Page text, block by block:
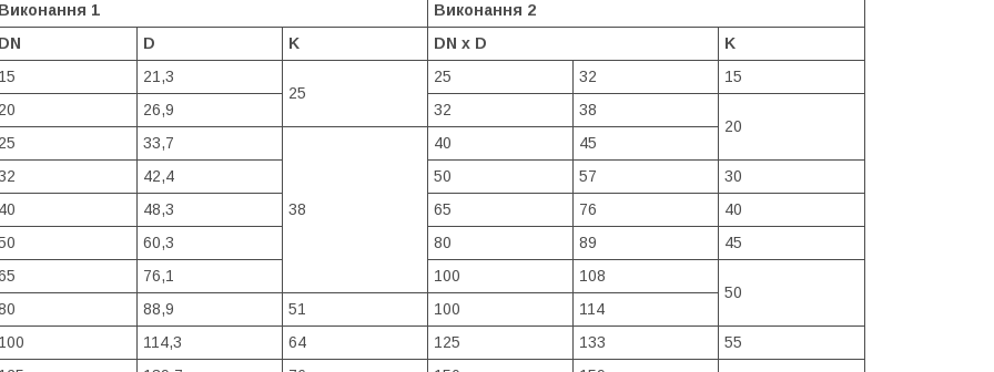
1
Виконання 2
D K DN x D
K
21,3
25
25 32
15
26,9 32
38
20
33,7
38
40
45
42,4 50 57
30
48,3 65 76
40
60,3 80 89
45
76,1 100
108
50
88,9 51 100
114
114,3 64 125 133
55